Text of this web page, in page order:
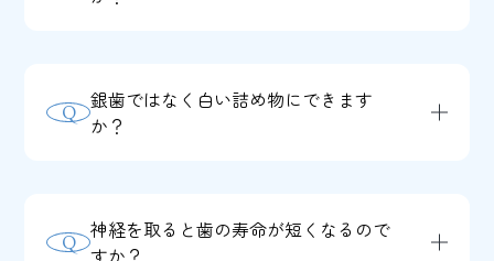
院での治療が必要です。
療が完了することもありますが、神経の
初診時に治療計画をご説明いたしますの
Q
銀歯ではなく白い詰め物にできます
か？
す。また、自費診療になりますが、セラ
Q
神経を取ると歯の寿命が短くなるので
すか？